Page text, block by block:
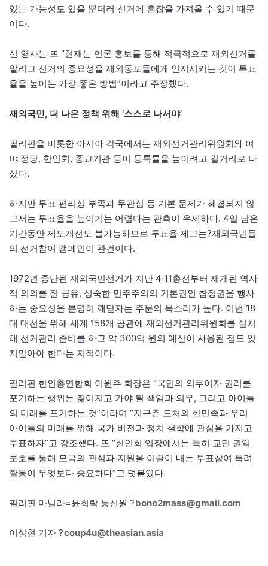
있는 가능성도 있을 뿐더러 선거에 혼잡을 가져올 수 있기 때문
이다.
신 영사는 또 “현재는 언론 홍보를 통해 적극적으로 재외선거를
알리고 선거의 중요성을 재외동포들에게 인지시키는 것이 투표
율을 높이는 가장 좋은 방법”이라고 주장했다.
재외국민, 더 나은 정책 위해 ‘스스로 나서야’
필리핀을 비롯한 아시아 각국에서는 재외선거관리위원회와 여
야 정당, 한인회, 종교기관 등이 등록률을 높이려고 길거리로 나
섰다.
하지만 투표 편리성 부족과 무관심 등 기본 문제가 해결되지 않
고서는 투표율을 높이기는 어렵다는 관측이 우세하다. 4일 남은
기간동안 제도개선도 불가능하므로 투표율 제고는?재외국민들
의 선거참여 캠페인이 관건이다.
1972년 중단된 재외국민선거가 지난 4·11총선부터 재개된 역사
적 의의를 잘 공유, 성숙한 민주주의의 기본권인 참정권을 행사
하는 중요성을 분명히 깨닫자는 주문의 목소리가 높다. 이번 18
대 대선을 위해 세계 158개 공관에 재외선거관리위원회를 설치
해 선거관리 준비를 하고 약 300억 원의 예산이 사용된 점도 잊
지말아야 한다는 지적이다.
필리핀 한인총연합회 이원주 회장은 “국민의 의무이자 권리를
포기하는 행위는 짊어지고 가야 될 책임과 의무, 그리고 아이들
의 미래를 포기하는 것”이라며 “지구촌 도처의 한민족과 우리
아이들의 미래를 위해 국가 비전과 정치 철학에 관심을 가지고
투표하자”고 강조했다. 또 “한인회 입장에서는 특히 교민 권익
보호를 통해 모국의 관심과 지원을 이끌어 내는 투표참여 독려
활동이 무엇보다 중요하다”고 덧붙였다.
필리핀 마닐라=윤희락 통신원 ?bono2mass@gmail.com
이상현 기자 ?coup4u@theasian.asia